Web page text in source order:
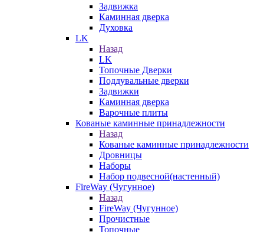
Задвижка
Каминная дверка
Духовка
LK
Назад
LK
Топочные Дверки
Поддувальные дверки
Задвижки
Каминная дверка
Варочные плиты
Кованые каминные принадлежности
Назад
Кованые каминные принадлежности
Дровницы
Наборы
Набор подвесной(настенный)
FireWay (Чугунное)
Назад
FireWay (Чугунное)
Прочистные
Топочные